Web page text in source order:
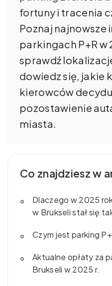
fortuny i tracenia
Poznaj najnowsze
parkingach P+R w
sprawdź
dowiedz się, jakie
kierowców
pozostawienie
miasta.
Co znajdziesz w
Dlaczego w 2025
w Brukseli stał się
Czym jest parking
Aktualne opłaty za
Brukseli w 2025 r.